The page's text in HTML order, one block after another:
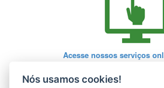
Acesse nossos serviços
Nós usamos cookies!